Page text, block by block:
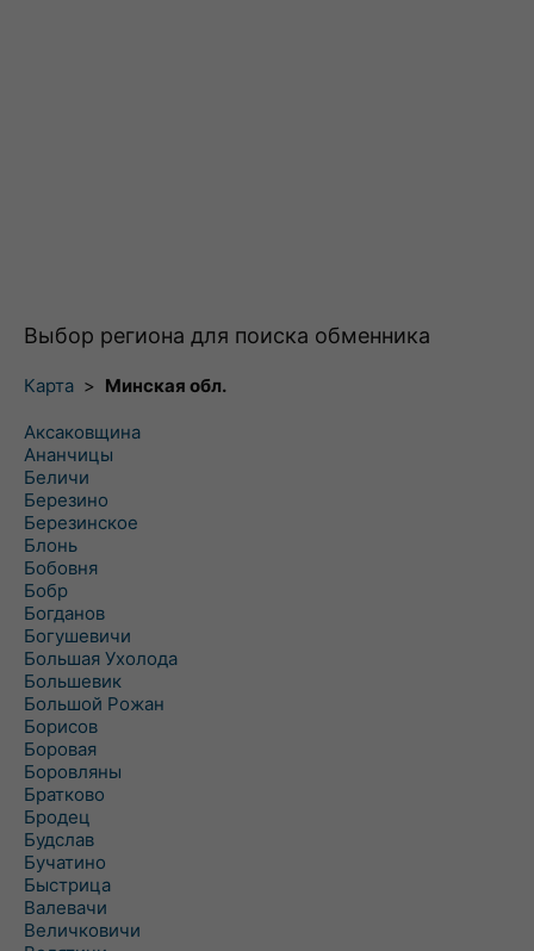
Выбор региона для поиска обменника
Карта > Минская обл.
Аксаковщина
Ананчицы
Беличи
Березино
Березинское
Блонь
Бобовня
Бобр
Богданов
Богушевичи
Большая Ухолода
Большевик
Большой Рожан
Борисов
Боровая
Боровляны
Братково
Бродец
Будслав
Бучатино
Быстрица
Валевачи
Величковичи